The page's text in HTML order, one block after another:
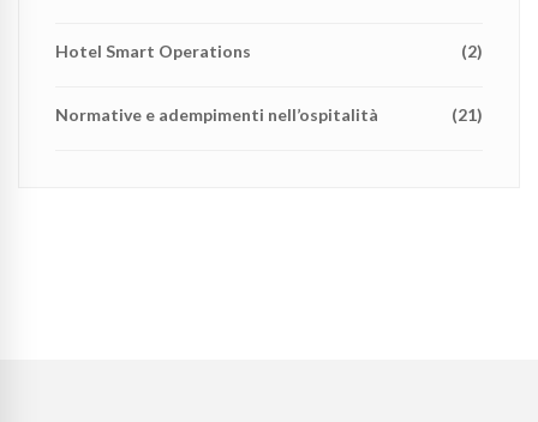
Hotel Smart Operations (2)
Normative e adempimenti nell’ospitalità (21)